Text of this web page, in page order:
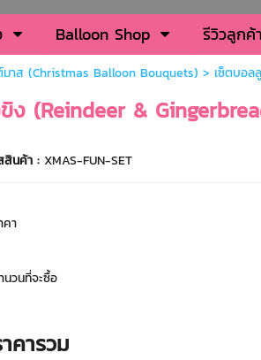
Balloon Shop รีวิวลูกค้า
าส (Christmas Balloon Bouquets) > เซ็ตบอล
ง (Reindeer &
สินค้า : XMAS-FUN-SET
คา
นวนที่จะซื้อ
คารวม